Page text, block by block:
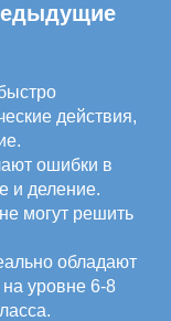
действия,
ошибки в
и деление.
могут решить
обладают
уровне 6-8